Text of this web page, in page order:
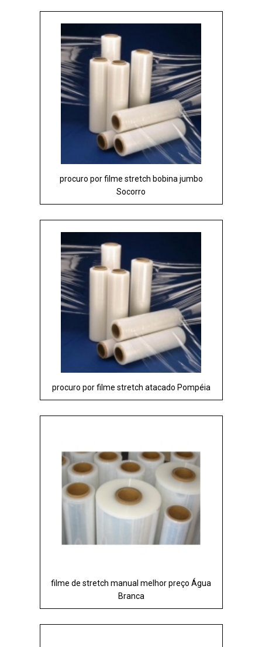
procuro por filme stretch bobina jumbo
Socorro
procuro por filme stretch atacado Pompéia
filme de stretch manual melhor preço Água
Branca